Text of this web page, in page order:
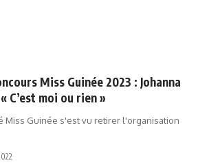
Miss Guinée 2023 : Johanna
C’est moi ou rien »
Miss Guinée s'est vu retirer l'organisation